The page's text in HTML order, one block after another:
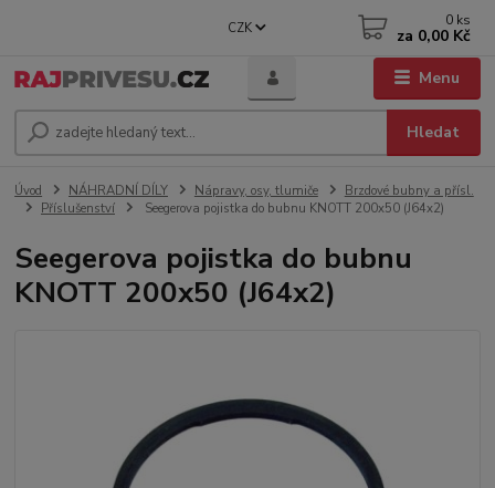
Menu
CZK
Hledat
0 ks
za 0,00 Kč
Úvod NÁHRADNÍ DÍLY Nápravy, osy, tlumiče
Brzdové bubny a přísl.
Příslušenství
Seegerova pojistka do bubnu KNOTT 200x50 (J64x2)
Seegerova pojistka do bubnu
KNOTT 200x50 (J64x2)